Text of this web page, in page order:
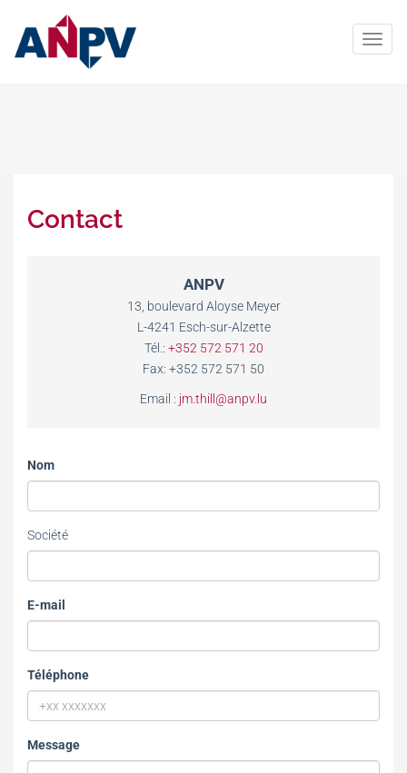
Contact
ANPV
13, boulevard Aloyse Meyer
L-4241 Esch-sur-Alzette
Tél.: +352 572 571 20
Fax: +352 572 571 50
Email : jm.thill@anpv.lu
Nom
Société
E-mail
Téléphone
Message